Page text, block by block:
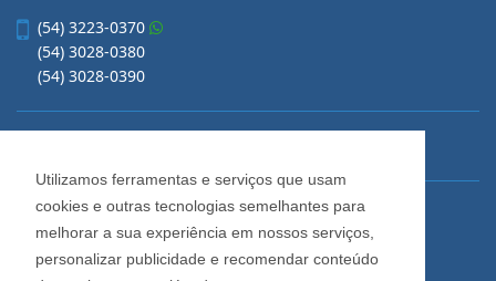
Utilizamos ferramentas e serviços que usam
cookies e outras tecnologias semelhantes para
melhorar a sua experiência em nossos serviços,
personalizar publicidade e recomendar conteúdo
(54) 3223-0370
(54) 3028-0380
(54) 3028-0390
Imobiliária Cadore
Rua Os Dezoito do Forte, 1622, Centro
Caxias do Sul - Rio Grande do Sul